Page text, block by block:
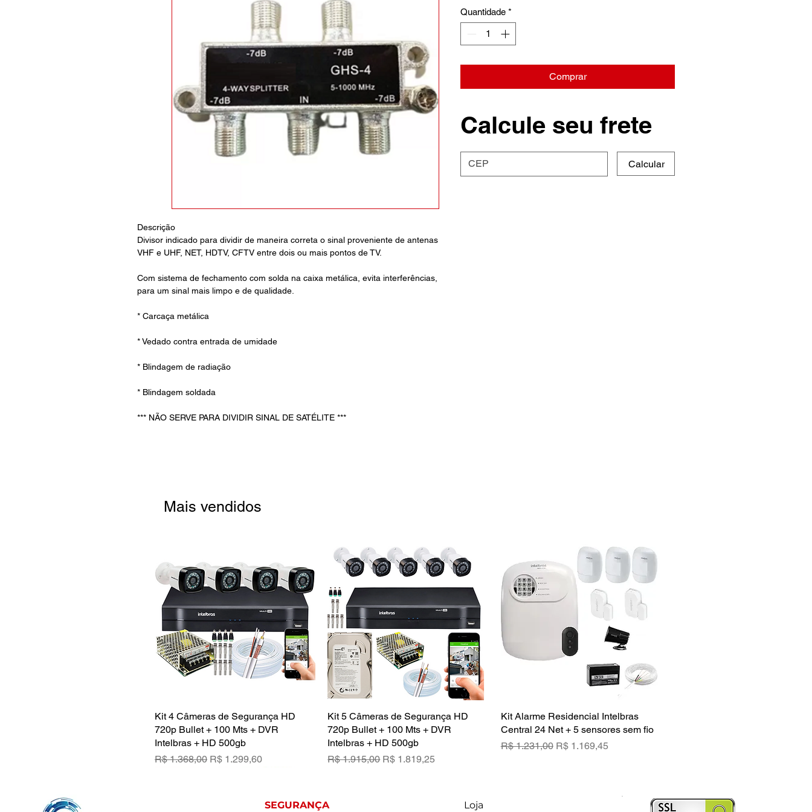
Descrição
Divisor indicado para dividir de maneira correta o sinal proveniente de antenas
VHF e UHF, NET, HDTV, CFTV entre dois ou mais pontos de TV.
Com sistema de fechamento com solda na caixa metálica, evita interferências,
para um sinal mais limpo e de qualidade.
* Carcaça metálica
* Vedado contra entrada de umidade
* Blindagem de radiação
* Blindagem soldada
*** NÃO SERVE PARA DIVIDIR SINAL DE SATÉLITE ***
Quantidade *
Comprar
Calcule seu frete
Calcular
Mais vendidos
Visualização rápida
Kit 4 Câmeras de Segurança HD
720p Bullet + 100 Mts + DVR
Intelbras + HD 500gb
Preço normal
R$ 1.368,00 Preço promocional
R$ 1.299,60
Visualização rápida
Kit 5 Câmeras de Segurança HD
720p Bullet + 100 Mts + DVR
Intelbras + HD 500gb
Preço normal
R$ 1.915,00 Preço promocional
R$ 1.819,25
Visualização rápida
Kit Alarme Residencial Intelbras
Central 24 Net + 5 sensores sem fio
Preço normal
R$ 1.231,00 Preço promocional
R$ 1.169,45
SEGURANÇA Loja